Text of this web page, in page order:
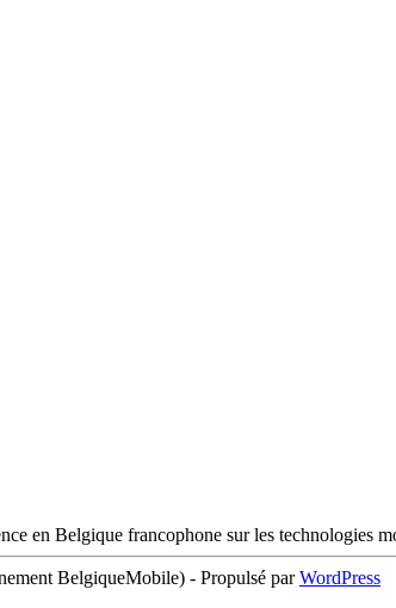
en Belgique francophone sur les technologies
BelgiqueMobile) - Propulsé parWordPress